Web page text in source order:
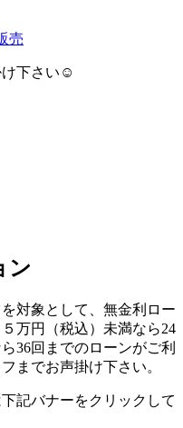
売
け下さい☺️
ン
対象として、無金利ロー
万円（税込）未満なら24
36回までのローンがご利
までお声掛け下さい。
記バナーをクリックして